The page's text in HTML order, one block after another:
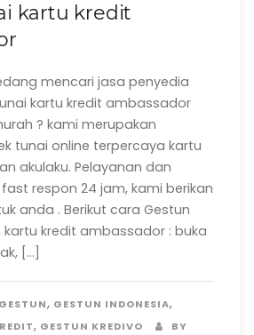
kartu kredit
mencari jasa penyedia
kartu kredit ambassador
? kami merupakan
tunai online terpercaya kartu
akulaku. Pelayanan dan
respon 24 jam, kami berikan
anda . Berikut cara Gestun
kartu kredit ambassador : buka
[…]
GESTUN, GESTUN INDONESIA,
, GESTUN KREDIVO
BY